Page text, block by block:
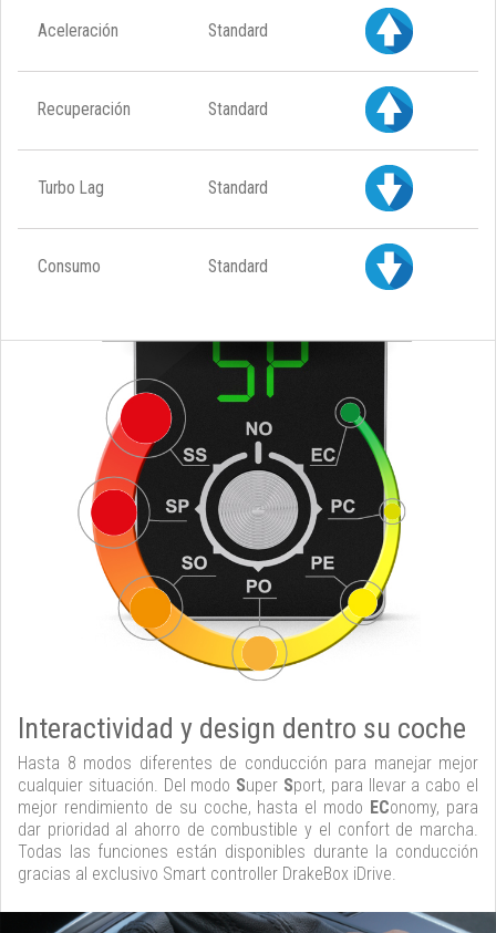
Aceleración Standard
Recuperación Standard
Turbo Lag Standard
Consumo Standard
Interactividad y design dentro su coche
Hasta 8 modos diferentes de conducción para manejar mejor
cualquier situación. Del modo Super Sport, para llevar a cabo el
mejor rendimiento de su coche, hasta el modo EConomy, para
dar prioridad al ahorro de combustible y el confort de marcha.
Todas las funciones están disponibles durante la conducción
gracias al exclusivo Smart controller DrakeBox iDrive.